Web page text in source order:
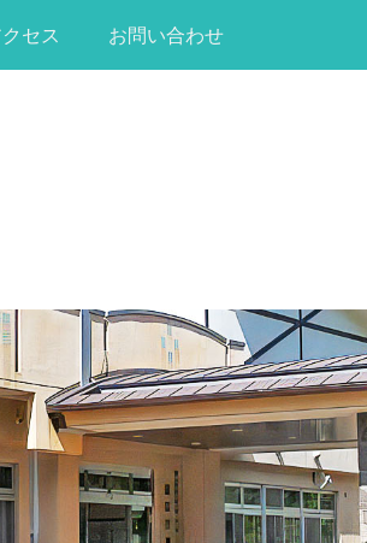
セス お問い合わせ